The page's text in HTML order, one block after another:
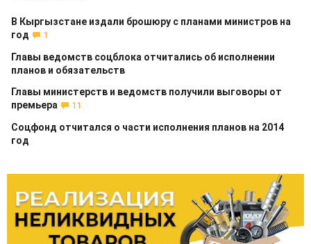
В Кыргызстане издали брошюру с планами министров на
год
1
Главы ведомств соцблока отчитались об исполнении
планов и обязательств
Главы министерств и ведомств получили выговоры от
премьера
11
Соцфонд отчитался о части исполнения планов на 2014
год